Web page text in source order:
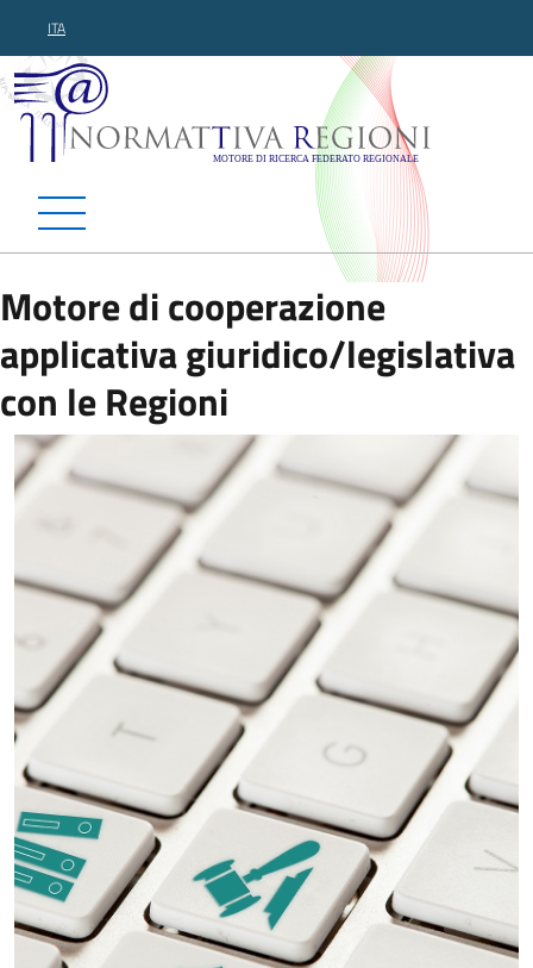
ITA
Normattiva Regioni -
Motore di cooperazione
applicativa giuridico/legislativa
con le Regioni